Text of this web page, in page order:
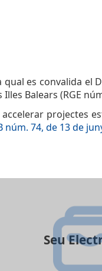
es convalida
Balears (RGE
accelerar
núm. 74, de 13 de
Seu